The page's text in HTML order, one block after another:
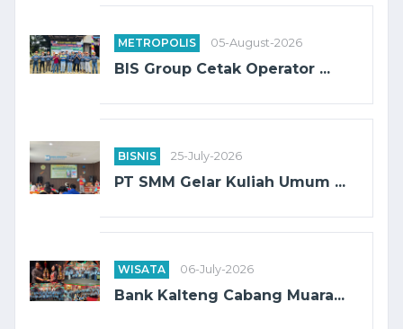
METROPOLIS 05-August-2026
BIS Group Cetak Operator ...
BISNIS 25-July-2026
PT SMM Gelar Kuliah Umum ...
WISATA 06-July-2026
Bank Kalteng Cabang Muara...